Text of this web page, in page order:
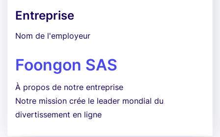
Entreprise
Nom de l'employeur
Foongon SAS
À propos de notre entreprise
Notre mission crée le leader mondial du
divertissement en ligne